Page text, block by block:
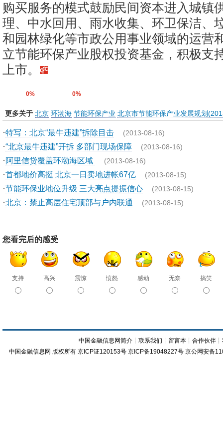
购买服务的模式鼓励民间资本进入城镇
理、中水回用、雨水收集、环卫保洁、
和园林绿化等市政公用事业领域的运营
立节能环保产业股权投资基金，积极支
上市。
0% 0%
更多关于 北京 环渤海 节能环保产业 北京市节能环保产业发展规划
·特写：北京“最牛违建”拆除目击 (2013-08-16)
·“北京最牛违建”开拆 多部门现场保障 (2013-08-16)
·阿里信贷覆盖环渤海区域 (2013-08-16)
·首都地价高挺 北京一日卖地进帐67亿 (2013-08-15)
·节能环保业地位升级 三大亮点提振信心 (2013-08-15)
·北京：禁止高层住宅顶部与户内联通 (2013-08-15)
您看完后的感受
支持 高兴 震惊 愤怒 感动 无奈 搞笑
中国金融信息网简介 ┊联系我们 ┊ 留言本 ┊合作伙伴 ┊
中国金融信息网 版权所有 京ICP证120153号 京ICP备19048227号 京公网安备